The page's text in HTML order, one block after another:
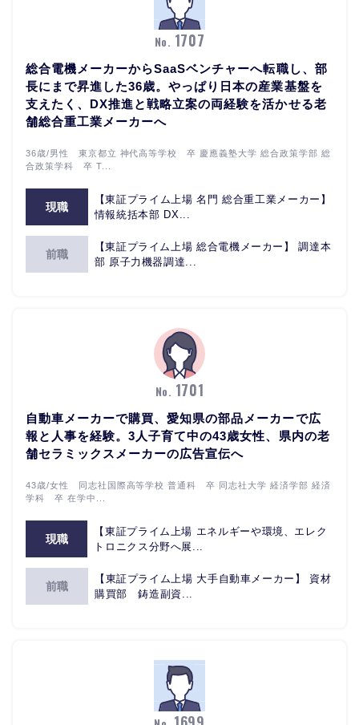
No. 1707
総合電機メーカーからSaaSベンチャーへ転職し、部
長にまで昇進した36歳。やっぱり日本の産業基盤を
支えたく、DX推進と戦略立案の両経験を活かせる老
舗総合重工業メーカーへ
36歳/男性 東京都立 神代高等学校 卒 慶應義塾大学 総合政策学部 総
合政策学科 卒 T...
現職
【東証プライム上場 名門 総合重工業メーカー】
情報統括本部 DX...
前職
【東証プライム上場 総合電機メーカー】 調達本
部 原子力機器調達...
No. 1701
自動車メーカーで購買、愛知県の部品メーカーで広
報と人事を経験。3人子育て中の43歳女性、県内の老
舗セラミックスメーカーの広告宣伝へ
43歳/女性 同志社国際高等学校 普通科 卒 同志社大学 経済学部 経済
学科 卒 在学中...
現職
【東証プライム上場 エネルギーや環境、エレク
トロニクス分野へ展...
前職
【東証プライム上場 大手自動車メーカー】 資材
購買部 鋳造副資...